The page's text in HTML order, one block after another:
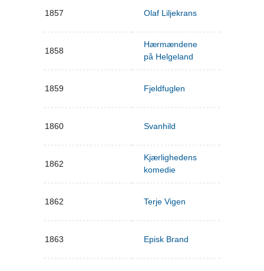
1857 Olaf Liljekrans
1858
Hærmændene
på Helgeland
1859 Fjeldfuglen
1860 Svanhild
1862
Kjærlighedens
komedie
1862 Terje Vigen
1863 Episk Brand